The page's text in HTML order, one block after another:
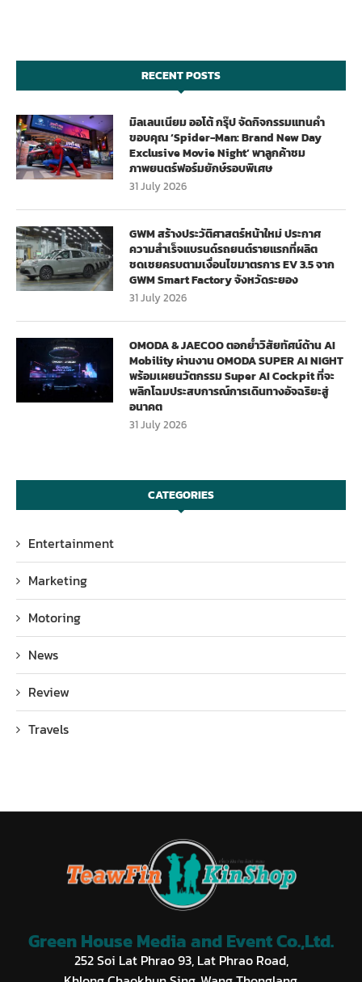
RECENT POSTS
มิลเลนเนียม ออโต้ กรุ๊ป จัดกิจกรรมแทนคำ
ขอบคุณ ‘Spider-Man: Brand New Day
Exclusive Movie Night’ พาลูกค้าชม
ภาพยนตร์ฟอร์มยักษ์รอบพิเศษ
31 July 2026
GWM สร้างประวัติศาสตร์หน้าใหม่ ประกาศ
ความสำเร็จแบรนด์รถยนต์รายแรกที่ผลิต
ชดเชยครบตามเงื่อนไขมาตรการ EV 3.5 จาก
GWM Smart Factory จังหวัดระยอง
31 July 2026
OMODA & JAECOO ตอกย้ำวิสัยทัศน์ด้าน AI
Mobility ผ่านงาน OMODA SUPER AI NIGHT
พร้อมเผยนวัตกรรม Super AI Cockpit ที่จะ
พลิกโฉมประสบการณ์การเดินทางอัจฉริยะสู่
อนาคต
31 July 2026
CATEGORIES
Entertainment
Marketing
Motoring
News
Review
Travels
Green House Media and Event Co.,Ltd.
252 Soi Lat Phrao 93, Lat Phrao Road,